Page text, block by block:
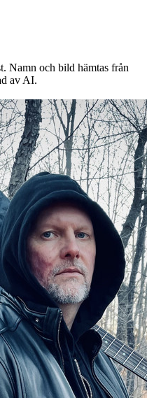
Namn och bild hämtas från
av AI.